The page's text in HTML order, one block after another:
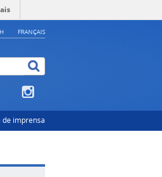
FRANÇAIS
de imprensa